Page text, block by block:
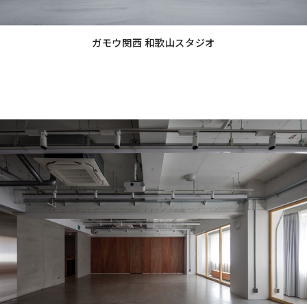
ガモウ関西 和歌山スタジオ
グ
ル
ー
プ
リ
ン
ク